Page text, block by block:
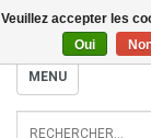
MENU
Veuillez accepter les
Oui